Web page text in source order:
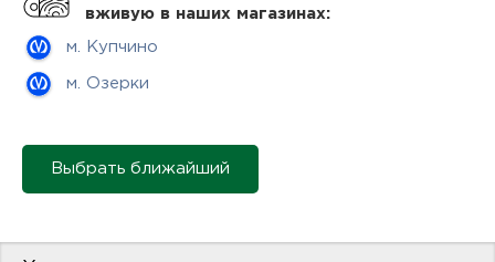
вживую в наших магазинах:
м. Купчино
м. Озерки
Выбрать ближайший